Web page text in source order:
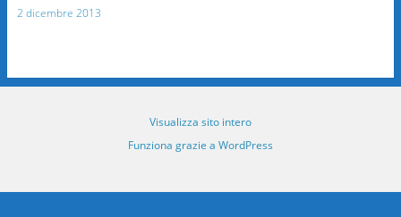
2 dicembre 2013
Visualizza sito intero
Funziona grazie a WordPress